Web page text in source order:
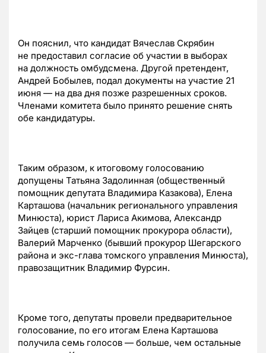
Он пояснил, что кандидат Вячеслав Скрябин
не предоставил согласие об участии в выборах
на должность омбудсмена. Другой претендент,
Андрей Бобылев, подал документы на участие 21
июня — на два дня позже разрешенных сроков.
Членами комитета было принято решение снять
обе кандидатуры.
Таким образом, к итоговому голосованию
допущены Татьяна Задолинная (общественный
помощник депутата Владимира Казакова), Елена
Карташова (начальник регионального управления
Минюста), юрист Лариса Акимова, Александр
Зайцев (старший помощник прокурора области),
Валерий Марченко (бывший прокурор Шегарского
района и экс-глава томского управления Минюста),
правозащитник Владимир Фурсин.
Кроме того, депутаты провели предварительное
голосование, по его итогам Елена Карташова
получила семь голосов — больше, чем остальные